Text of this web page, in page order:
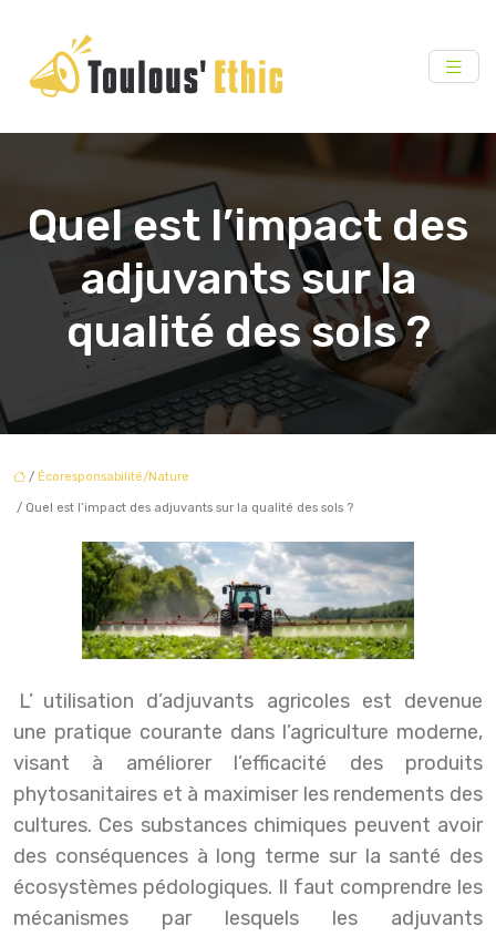
Quel est l’impact des
adjuvants sur la
qualité des sols ?
/ Écoresponsabilité/Nature
/ Quel est l’impact des adjuvants sur la qualité des sols ?
L’utilisation d’adjuvants agricoles est devenue
une pratique courante dans l’agriculture moderne,
visant à améliorer l’efficacité des produits
phytosanitaires et à maximiser les rendements des
cultures. Ces substances chimiques peuvent avoir
des conséquences à long terme sur la santé des
écosystèmes pédologiques. Il faut comprendre les
mécanismes par lesquels les adjuvants